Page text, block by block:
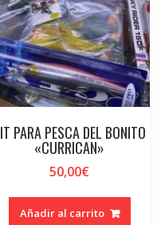
PARA PESCA DEL BONITO
«CURRICAN»
50,00€
Añadir al carrito